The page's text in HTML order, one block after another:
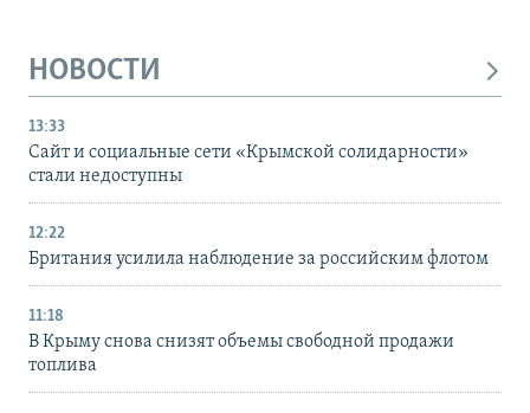
НОВОСТИ
13:33
Сайт и социальные сети «Крымской солидарности»
стали недоступны
12:22
Британия усилила наблюдение за российским флотом
11:18
В Крыму снова снизят объемы свободной продажи
топлива